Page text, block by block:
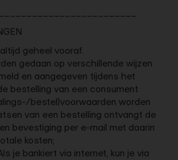
geheel vooraf.
gedaan op verschillende wijzen
en aangegeven tijdens het
bestelling van een consument
bestel)voorwaarden worden
van een bestelling ontvangt de
bevestiging per e-mail met daarin
kosten;
je bankiert via internet, kun je via